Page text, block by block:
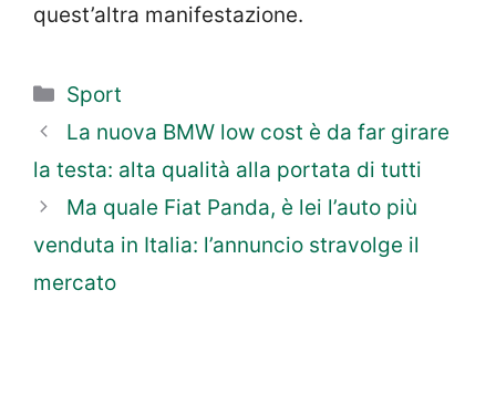
quest’altra manifestazione.
Categorie
Sport
La nuova BMW low cost è da far girare
la testa: alta qualità alla portata di tutti
Ma quale Fiat Panda, è lei l’auto più
venduta in Italia: l’annuncio stravolge il
mercato